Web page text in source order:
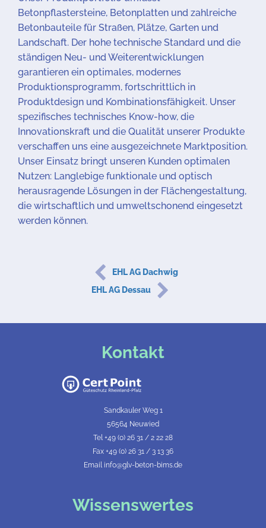
Betonpflastersteine, Betonplatten und zahlreiche
Betonbauteile für Straßen, Plätze, Garten und
Landschaft. Der hohe technische Standard und die
ständigen Neu- und Weiterentwicklungen
garantieren ein optimales, modernes
Produktionsprogramm, fortschrittlich in
Produktdesign und Kombinationsfähigkeit. Unser
spezifisches technisches Know-how, die
Innovationskraft und die Qualität unserer Produkte
verschaffen uns eine ausgezeichnete Marktposition.
Unser Einsatz bringt unseren Kunden optimalen
Nutzen: Langlebige funktionale und optisch
herausragende Lösungen in der Flächengestaltung,
die wirtschaftlich und umweltschonend eingesetzt
werden können.
EHL AG Dachwig
EHL AG Dessau
Kontakt
Sandkauler Weg 1
56564 Neuwied
Tel +49 (0) 26 31 / 2 22 28
Fax +49 (0) 26 31 / 3 13 36
Email info@glv-beton-bims.de
Wissenswertes